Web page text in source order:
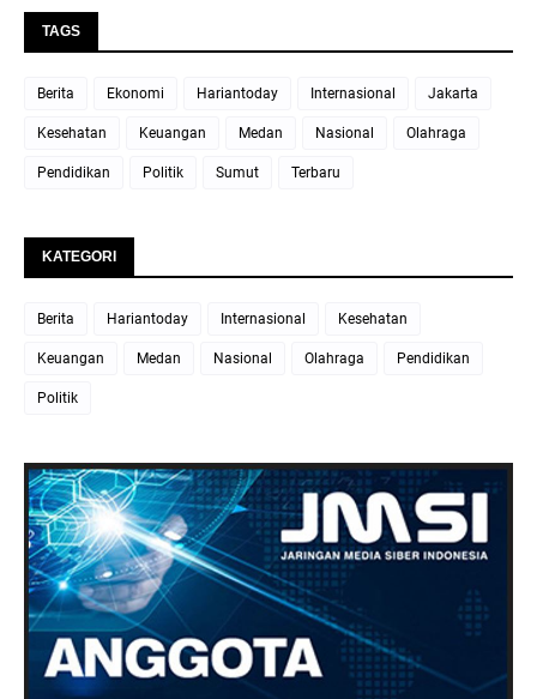
TAGS
Berita Ekonomi Hariantoday Internasional Jakarta
Kesehatan Keuangan Medan Nasional Olahraga
Pendidikan Politik Sumut Terbaru
KATEGORI
Berita Hariantoday Internasional Kesehatan
Keuangan Medan Nasional Olahraga Pendidikan
Politik